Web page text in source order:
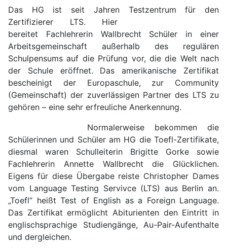
Das HG ist seit Jahren Testzentrum für den
Zertifizierer LTS. Hier
bereitet Fachlehrerin Wallbrecht Schüler in einer
Arbeitsgemeinschaft außerhalb des regulären
Schulpensums auf die Prüfung vor, die die Welt nach
der Schule eröffnet. Das amerikanische Zertifikat
bescheinigt der Europaschule, zur Community
(Gemeinschaft) der zuverlässigen Partner des LTS zu
gehören – eine sehr erfreuliche Anerkennung.
Normalerweise bekommen die
Schülerinnen und Schüler am HG die Toefl-Zertifikate,
diesmal waren Schulleiterin Brigitte Gorke sowie
Fachlehrerin Annette Wallbrecht die Glücklichen.
Eigens für diese Übergabe reiste Christopher Dames
vom Language Testing Servivce (LTS) aus Berlin an.
„Toefl“ heißt Test of English as a Foreign Language.
Das Zertifikat ermöglicht Abiturienten den Eintritt in
englischsprachige Studiengänge, Au-Pair-Aufenthalte
und dergleichen.